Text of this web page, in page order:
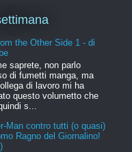
the Other Side 1 - di
saprete, non parlo
di fumetti manga, ma
di lavoro mi ha
questo volumetto che
s...
Man contro tutti (o quasi)
Ragno del Giornalino!